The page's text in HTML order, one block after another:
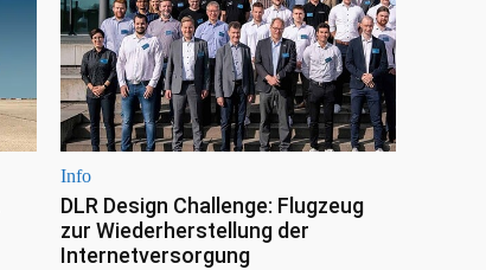
Info
DLR Design Challenge: Flugzeug
zur Wiederherstellung der
Internetversorgung